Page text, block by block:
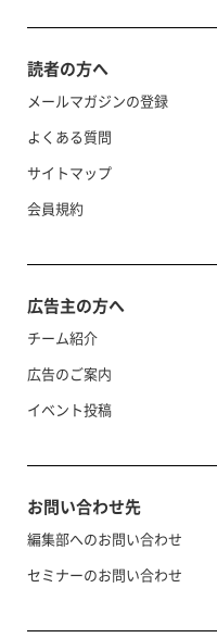
読者の方へ
メールマガジンの登録
よくある質問
サイトマップ
会員規約
広告主の方へ
チーム紹介
広告のご案内
イベント投稿
お問い合わせ先
編集部へのお問い合わせ
セミナーのお問い合わせ